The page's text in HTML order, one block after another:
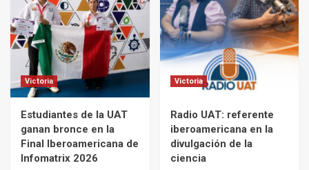
Victoria
Estudiantes de la UAT
ganan bronce en la
Final Iberoamericana de
Infomatrix 2026
Victoria
Radio UAT: referente
iberoamericana en la
divulgación de la
ciencia